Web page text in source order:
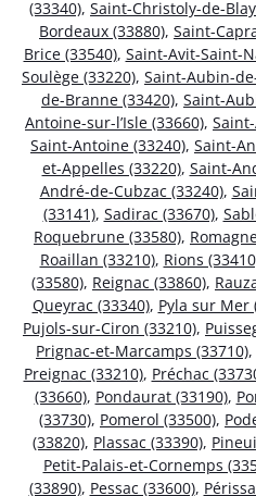
(33340), Saint-Christoly-de-
Bordeaux (33880), Saint-
Brice (33540), Saint-Avit-Saint-
Soulège (33220), Saint-Aubin-
de-Branne (33420), Saint-
Antoine-sur-l’Isle (33660),
Saint-Antoine (33240), Saint-
et-Appelles (33220), Saint-
André-de-Cubzac (33240),
(33141), Sadirac (33670),
Roquebrune (33580),
Roaillan (33210), Rions
(33580), Reignac (33860),
Queyrac (33340), Pyla sur Mer
Pujols-sur-Ciron (33210),
Prignac-et-Marcamps (33710),
Preignac (33210), Préchac
(33660), Pondaurat (33190),
(33730), Pomerol (33500),
(33820), Plassac (33390),
Petit-Palais-et-Cornemps
(33890), Pessac (33600),